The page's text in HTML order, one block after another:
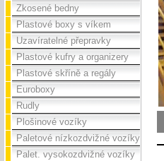
Zkosené bedny
Plastové boxy s víkem
Uzavíratelné přepravky
Plastové kufry a organizery
Plastové skříně a regály
Euroboxy
Rudly
Plošinové vozíky
Paletové nízkozdvižné vozíky
Palet. vysokozdvižné vozíky